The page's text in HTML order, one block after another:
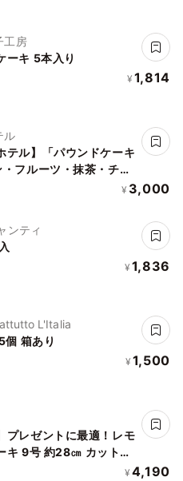
工房
ーキ 5本入り
¥ 1,814
ル
テル】「パウンドケーキ
フルーツ・抹茶・チェ
ド）
¥ 3,000
ンティ
¥ 1,836
L'Italia
個 箱あり
¥ 1,500
プレゼントに最適！レモ
キ 9号 約28㎝ カット済
¥ 4,190